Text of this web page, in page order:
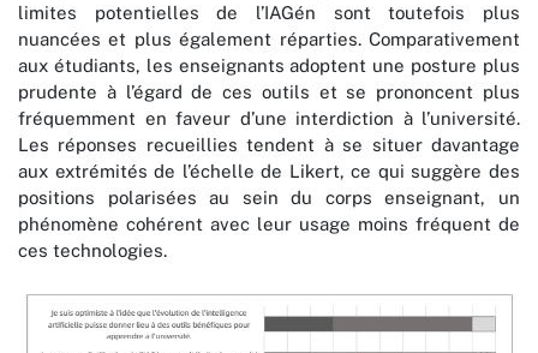
limites potentielles de l’IAGén sont toutefois plus
nuancées et plus également réparties. Comparativement
aux étudiants, les enseignants adoptent une posture plus
prudente à l’égard de ces outils et se prononcent plus
fréquemment en faveur d’une interdiction à l’université.
Les réponses recueillies tendent à se situer davantage
aux extrémités de l’échelle de Likert, ce qui suggère des
positions polarisées au sein du corps enseignant, un
phénomène cohérent avec leur usage moins fréquent de
ces technologies.